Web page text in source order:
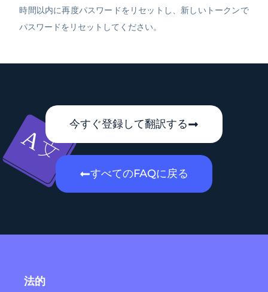
時間以内に再度パスワードをリセットし、新しいトークンで
パスワードをリセットしてください。
今すぐ登録して翻訳する
すべてのFAQに戻る
法的